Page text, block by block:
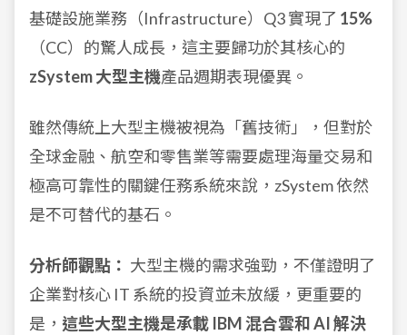
基礎設施業務（Infrastructure）Q3 實現了 15%
（CC）的驚人成長，這主要歸功於其核心的
zSystem 大型主機產品週期表現優異。
雖然傳統上大型主機被視為「舊技術」，但對於
全球金融、航空和零售業等需要處理海量交易和
極高可靠性的關鍵任務系統來說，zSystem 依然
是不可替代的基石。
分析師觀點： 大型主機的需求強勁，不僅證明了
企業對核心 IT 系統的投資並未放緩，更重要的
是， 這些大型主機是承載 IBM 混合雲和 AI 解決